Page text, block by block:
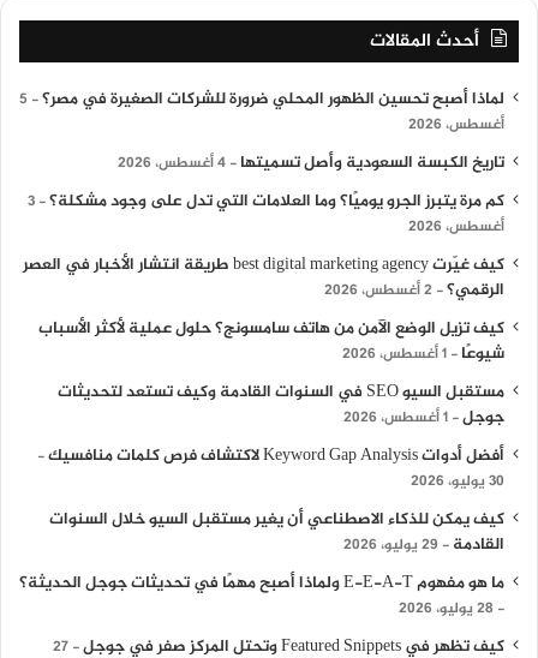
أحدث المقالات
لماذا أصبح تحسين الظهور المحلي ضرورة للشركات الصغيرة في مصر؟
5
أغسطس، 2026
تاريخ الكبسة السعودية وأصل تسميتها 4 أغسطس، 2026
كم مرة يتبرز الجرو يوميًا؟ وما العلامات التي تدل على وجود مشكلة؟ 3
أغسطس، 2026
كيف غيّرت best digital marketing agency طريقة انتشار الأخبار في العصر
الرقمي؟ 2 أغسطس، 2026
كيف تزيل الوضع الآمن من هاتف سامسونج؟ حلول عملية لأكثر الأسباب
شيوعًا
1 أغسطس، 2026
مستقبل السيو SEO في السنوات القادمة وكيف تستعد لتحديثات
جوجل 1 أغسطس، 2026
أفضل أدوات Keyword Gap Analysis لاكتشاف فرص كلمات منافسيك
30 يوليو، 2026
كيف يمكن للذكاء الاصطناعي أن يغير مستقبل السيو خلال السنوات
القادمة
29 يوليو، 2026
ما هو مفهوم E-E-A-T ولماذا أصبح مهمًا في تحديثات جوجل الحديثة؟
28 يوليو، 2026
كيف تظهر في Featured Snippets وتحتل المركز صفر في جوجل
27